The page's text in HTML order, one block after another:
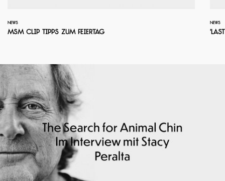
NEWS
MSM Clip Tipps zum Feiertag
NEWS